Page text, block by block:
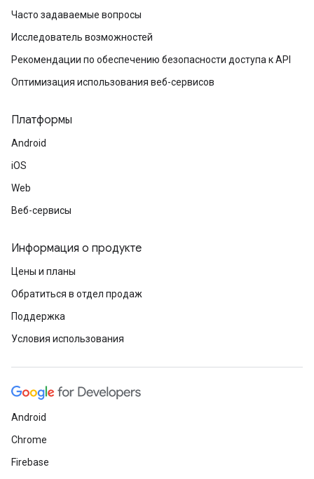
Часто задаваемые вопросы
Исследователь возможностей
Рекомендации по обеспечению безопасности доступа к API
Оптимизация использования веб-сервисов
Платформы
Android
iOS
Web
Веб-сервисы
Информация о продукте
Цены и планы
Обратиться в отдел продаж
Поддержка
Условия использования
Android
Chrome
Firebase